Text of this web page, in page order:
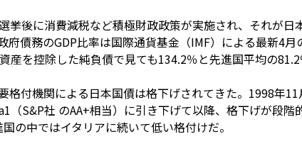
挙後に消費減税など積極財政政策が実施され、それが
府債務のGDP比率は国際通貨基金（IMF）による最新4
産を控除した純負債で見ても134.2％と先進国平均の81.2
格付機関による日本国債は格下げされてきた。1998年
（S&P社 のAA+相当）に引き下げて以降、格下げが段
の中ではイタリアに続いて低い格付けだ。